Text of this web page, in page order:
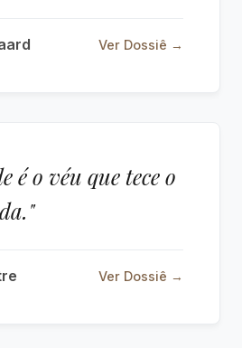
Ver Dossiê →
é o véu que tece o
Ver Dossiê →